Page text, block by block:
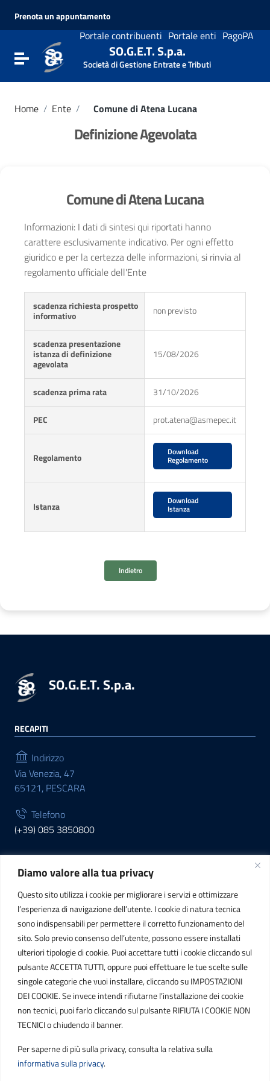
Diamo valore alla tua privacy
Questo sito utilizza i cookie per migliorare i servizi e ottimizzare
l’esperienza di navigazione dell’utente. I cookie di natura tecnica
sono indispensabili per permettere il corretto funzionamento del
sito. Solo previo consenso dell’utente, possono essere installati
ulteriori tipologie di cookie. Puoi accettare tutti i cookie cliccando sul
pulsante ACCETTA TUTTI, oppure puoi effettuare le tue scelte sulle
singole categorie che vuoi installare, cliccando su IMPOSTAZIONI
DEI COOKIE. Se invece intendi rifiutarne l’installazione dei cookie
non tecnici, puoi farlo cliccando sul pulsante RIFIUTA I COOKIE NON
TECNICI o chiudendo il banner.
Per saperne di più sulla privacy, consulta la relativa sulla
informativa sulla privacy.
Vai al menu di navigazione
Prenota un appuntamento
Portale contribuenti Portale enti PagoPA
Attiva / disattiva la navigazione
SO.G.E.T. S.p.a.
Società di Gestione Entrate e Tributi
Home / Ente / Comune di Atena Lucana
Definizione Agevolata
Comune di Atena Lucana
Informazioni: I dati di sintesi qui riportati hanno
carattere esclusivamente indicativo. Per ogni effetto
giuridico e per la certezza delle informazioni, si rinvia al
regolamento ufficiale dell'Ente
scadenza richiesta prospetto
informativo non previsto
scadenza presentazione
istanza di definizione
agevolata
15/08/2026
scadenza prima rata 31/10/2026
PEC prot.atena@asmepec.it
Regolamento Download
Regolamento
Istanza Download
Istanza
Indietro
SO.G.E.T. S.p.a.
RECAPITI
Indirizzo
Via Venezia, 47
65121, PESCARA
Telefono
(+39) 085 3850800
INFORMAZIONI
C.F. / P.IVA
IT01807790686
POSTA ELETTRONICA
PEC
protocollo.sogetspa@pec.it
contribuenti@sogetspa.it